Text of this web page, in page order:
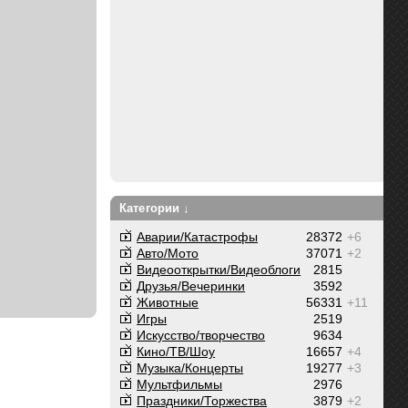
Категории ↓
+6
28372
Аварии/Катастрофы
+2
37071
Авто/Мото
2815
Видеооткрытки/Видеоблоги
3592
Друзья/Вечеринки
+11
56331
Животные
2519
Игры
9634
Искусство/творчество
+4
16657
Кино/ТВ/Шоу
+3
19277
Музыка/Концерты
2976
Мультфильмы
+2
3879
Праздники/Торжества